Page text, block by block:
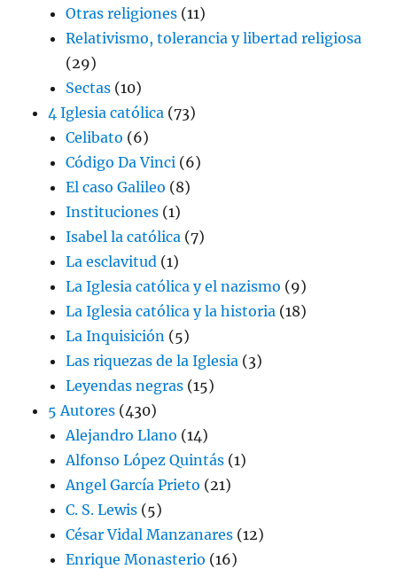
Otras religiones (11)
Relativismo, tolerancia y libertad religiosa
(29)
Sectas (10)
4 Iglesia católica (73)
Celibato (6)
Código Da Vinci (6)
El caso Galileo (8)
Instituciones (1)
Isabel la católica (7)
La esclavitud (1)
La Iglesia católica y el nazismo (9)
La Iglesia católica y la historia (18)
La Inquisición (5)
Las riquezas de la Iglesia (3)
Leyendas negras (15)
5 Autores (430)
Alejandro Llano (14)
Alfonso López Quintás (1)
Angel García Prieto (21)
C. S. Lewis (5)
César Vidal Manzanares (12)
Enrique Monasterio (16)